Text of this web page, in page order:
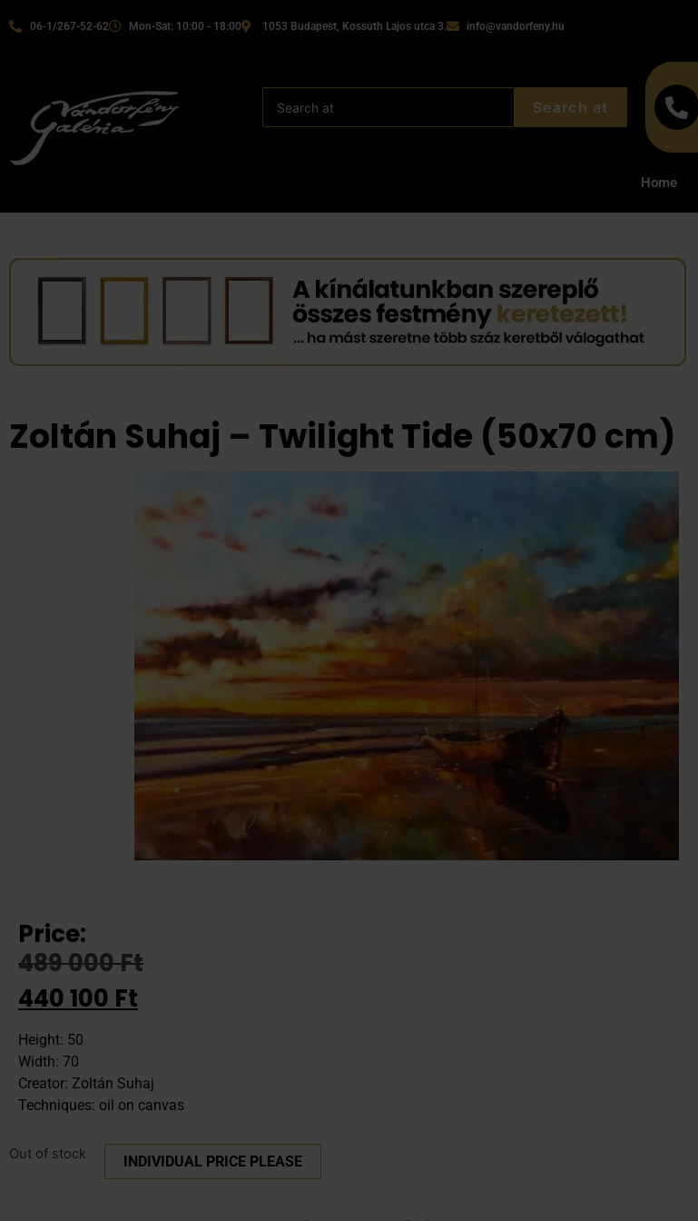
06-1/267-52-62 Mon-Sat: 10:00 - 18:00 1053 Budapest, Kossuth Lajos utca 3. info@vandorfeny.hu
Search at
Home
Zoltán Suhaj – Twilight Tide (50x70 cm)
Price:
489 000Ft
440 100 Ft
Height: 50
Width: 70
Creator: Zoltán Suhaj
Techniques: oil on canvas
Out of stock INDIVIDUAL PRICE PLEASE